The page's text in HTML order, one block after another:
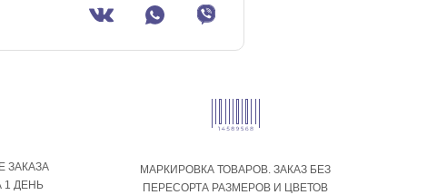
ЗАКАЗА
1 ДЕНЬ
МАРКИРОВКА ТОВАРОВ. ЗАКАЗ БЕЗ
ПЕРЕСОРТА РАЗМЕРОВ И ЦВЕТОВ